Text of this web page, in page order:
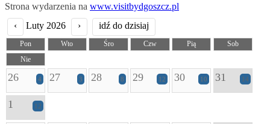
Strona wydarzenia na www.visitbydgoszcz.pl
‹
Luty 2026 › idź do dzisiaj
Pon Wto Śro Czw Pią
Sob
Nie
26 4 27 3 28 8 29 12 30 10 31 14
1 12